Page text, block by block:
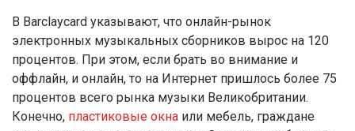
В Barclaycard указывают, что онлайн-рынок
электронных музыкальных сборников вырос на 120
процентов. При этом, если брать во внимание и
оффлайн, и онлайн, то на Интернет пришлось более 75
процентов всего рынка музыки Великобритании.
Конечно, пластиковые окна или мебель, граждане